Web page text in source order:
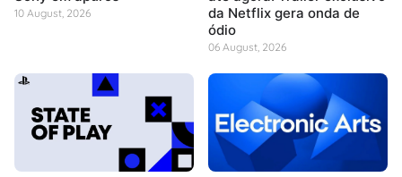
10 August, 2026
da Netflix gera onda de
ódio
06 August, 2026